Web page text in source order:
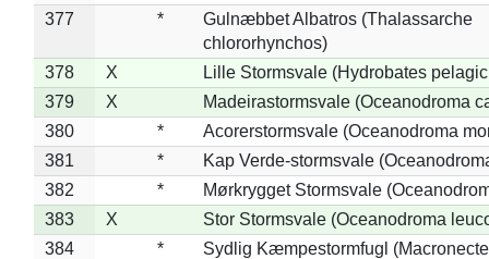
377
*
Gulnæbbet Albatros (Thalassarche
chlororhynchos)
378
X
Lille Stormsvale (Hydrobates
379
X
Madeirastormsvale (Oceanodroma
380
*
Acorerstormsvale (Oceanodroma
381
*
Kap Verde-stormsvale
382
*
Mørkrygget Stormsvale
383
X
Stor Stormsvale (Oceanodroma
384
*
Sydlig Kæmpestormfugl